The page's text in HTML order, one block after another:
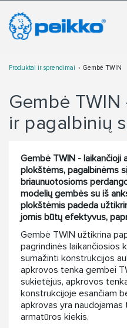
Produktai ir sprendimai Gembė TWIN
Gembė
ir pagalbinių
Gembė TWIN -
plokštėms, pagalbinėms
briaunuotosioms
modelių gembės su iš
plokštėmis padeda
jomis būtų efektyvus,
Gembė TWIN užtikrina
pagrindinės laikančiosios
sumažinti konstrukcijos
apkrovos tenka gembei
sukietėjus, apkrovos
konstrukcijoje esančiam
apkrovas yra
armatūros kiekis.